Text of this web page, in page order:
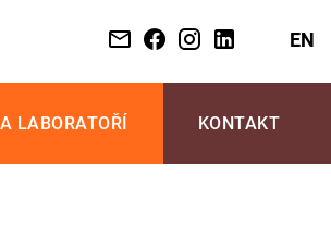
EN
LABORATOŘÍ KONTAKT